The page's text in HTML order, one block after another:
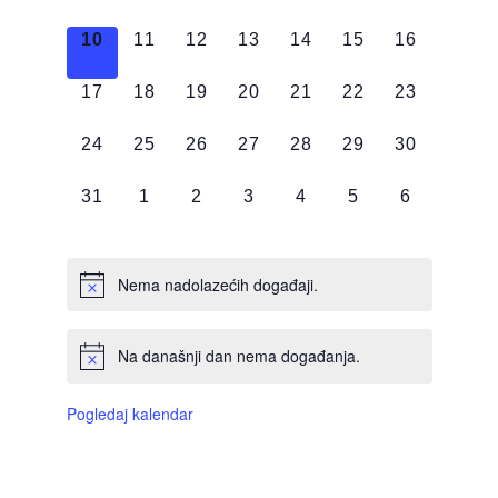
0
10
0
11
0
12
0
13
0
14
0
15
0
16
0
17
0
18
0
19
0
20
0
21
0
22
0
23
0
24
0
25
0
26
0
27
0
28
0
29
0
30
0
31
0
1
0
2
0
3
0
4
0
5
0
6
Nema nadolazećih događaji.
Na današnji dan nema događanja.
Pogledaj kalendar